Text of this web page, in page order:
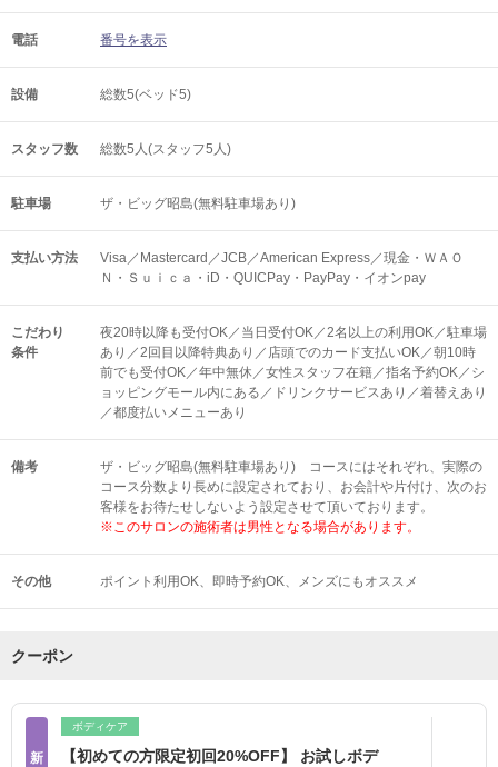
電話 番号を表示
設備 総数5(ベッド5)
スタッフ数 総数5人(スタッフ5人)
駐車場 ザ・ビッグ昭島(無料駐車場あり)
支払い方法
Visa／Mastercard／JCB／American Express／現金・ＷＡＯ
Ｎ・Ｓｕｉｃａ・iD・QUICPay・PayPay・イオンpay
こだわり
条件
夜20時以降も受付OK／当日受付OK／2名以上の利用OK／駐車場
あり／2回目以降特典あり／店頭でのカード支払いOK／朝10時
前でも受付OK／年中無休／女性スタッフ在籍／指名予約OK／シ
ョッピングモール内にある／ドリンクサービスあり／着替えあり
／都度払いメニューあり
備考
ザ・ビッグ昭島(無料駐車場あり) コースにはそれぞれ、実際の
コース分数より長めに設定されており、お会計や片付け、次のお
客様をお待たせしないよう設定させて頂いております。
※このサロンの施術者は男性となる場合があります。
その他 ポイント利用OK 即時予約OK メンズにもオススメ
クーポン
新
ボディケア
【初めての方限定初回20%OFF】 お試しボデ